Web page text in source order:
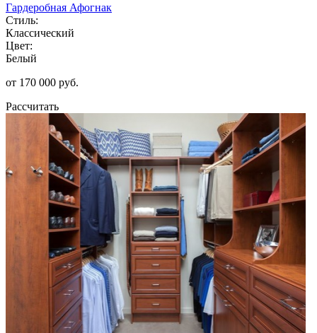
Гардеробная Афогнак
Стиль:
Классический
Цвет:
Белый
от 170 000 руб.
Рассчитать